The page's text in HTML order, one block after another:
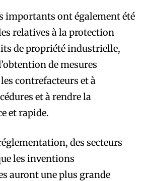
importants ont également été
relatives à la protection
de propriété industrielle,
de mesures
contrefacteurs et à
et à rendre la
et rapide.
des secteurs
les inventions
auront une plus grande